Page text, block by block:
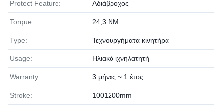
Protect Feature: Αδιάβροχος
Torque: 24,3 NM
Type: Τεχνουργήματα κινητήρα
Usage: Ηλιακό ιχνηλατητή
Warranty: 3 μήνες ~ 1 έτος
Stroke: 1001200mm